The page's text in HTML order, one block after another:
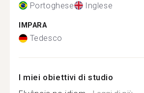
Portoghese Inglese
IMPARA
Tedesco
I miei obiettivi di studio